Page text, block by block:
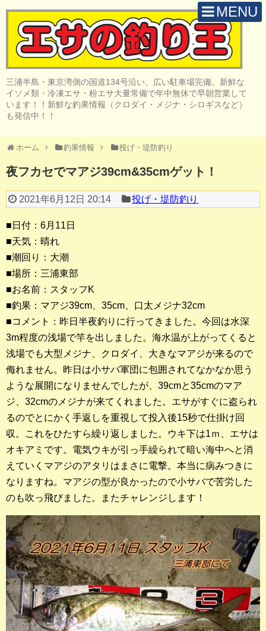
MENU
三浦半島・東京湾側の国道134号沿い、広い駐車場完備。新鮮な
イソメ類・冷凍エサ・粉エサ大量常備で年中無休で早朝営業して
います！！新鮮な釣果情報（クロダイ・メジナ・シロギスなど）
も発信中！！
ホーム 釣果情報 投げ・堤防釣り
夜フカセでマアジ39cm&35cmゲット！
2021年6月12日 20:14 投げ・堤防釣り
■日付：6月11日
■天気：晴れ
■潮回り：大潮
■場所：三浦東部
■お名前：スタッフK
■釣果：マアジ39cm、35cm、口太メジナ32cm
■コメント：昨日半夜釣りに行ってきました。今回は水深
3m程度の浅場で竿を出しました。海水温が上がってくると
浅場でも大型メジナ、クロダイ、大きなマアジが来るので
侮れません。昨日は小サバ軍団に包囲されてなかなか思う
ような展開になりませんでしたが、39cmと35cmのマア
ジ、32cmのメジナが来てくれました。エサがすぐに盗られ
るのでとにかく手返しを重視して投入後15秒で仕掛け回
収。これをひたすら繰り返しました。ウキ下は1ｍ、エサは
オキアミです。電気ウキが引っ手繰られて暗い海中へと消
えていくマアジのアタリはまさに電撃。本当に病みつきに
なりますね。マアジの型が良かったので小サバで苦労した
のも吹っ飛びました。またチャレンジします！
H O M E
取 扱 商 品
釣 果 情 報
陸っぱりルアー
船・ボート釣り
その他の釣り
釣果ランキング
2023年 クロダイ部門
2023年 メジナ部門
歴代釣果ランキング
クロダイ部門
メジナ部門
シロギス部門
過去の釣果ランキング
ブログ・釣行記
スタッフブログ
店長釣行記
スタッフ釣行記
釣果投稿フォーム
お問い合わせ